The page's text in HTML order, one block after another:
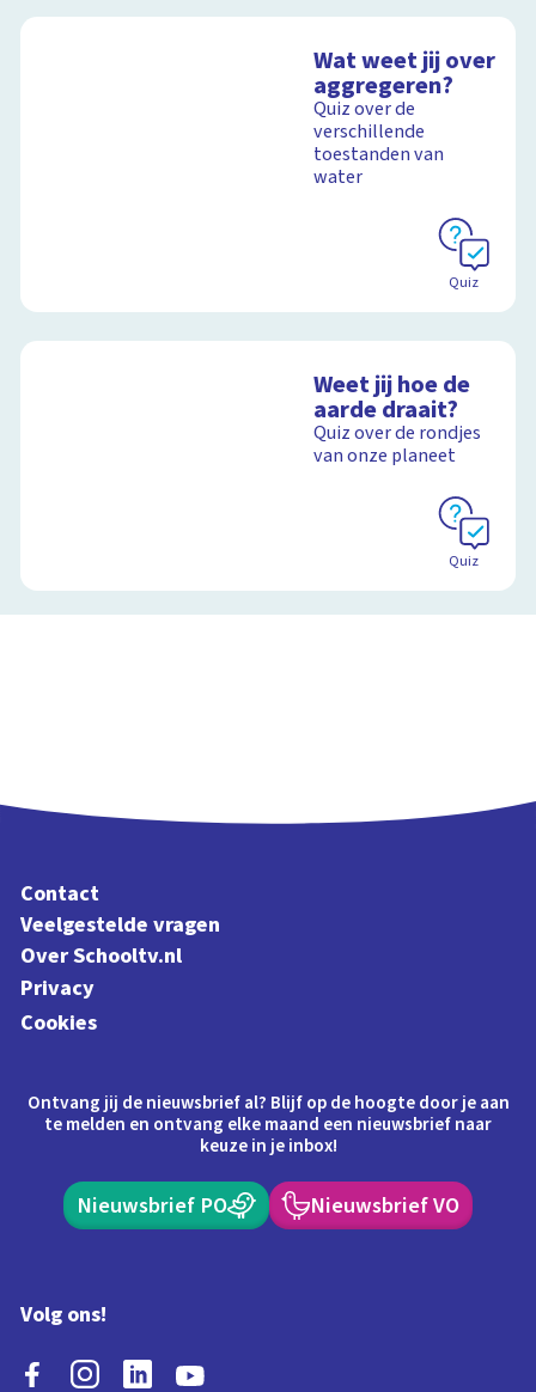
Wat weet jij over
aggregeren?
Quiz over de
verschillende
toestanden van
water
Quiz
Weet jij hoe de
aarde draait?
Quiz over de rondjes
van onze planeet
Quiz
Contact
Veelgestelde vragen
Over Schooltv.nl
Privacy
Cookies
Ontvang jij de nieuwsbrief al? Blijf op de hoogte door je aan
te melden en ontvang elke maand een nieuwsbrief naar
keuze in je inbox!
Nieuwsbrief PO Nieuwsbrief VO
Volg ons!